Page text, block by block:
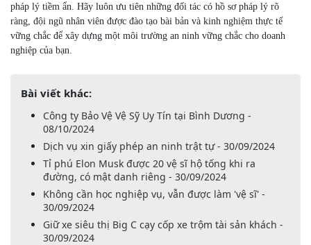
pháp lý tiềm ẩn. Hãy luôn ưu tiên những đối tác có hồ sơ pháp lý rõ
ràng, đội ngũ nhân viên được đào tạo bài bản và kinh nghiệm thực tế
vững chắc để xây dựng một môi trường an ninh vững chắc cho doanh
nghiệp của bạn.
Bài viết khác:
Công ty Bảo Vệ Vệ Sỹ Uy Tín tại Bình Dương -
08/10/2024
Dịch vụ xin giấy phép an ninh trật tự - 30/09/2024
Tỉ phú Elon Musk được 20 vệ sĩ hộ tống khi ra
đường, có mật danh riêng - 30/09/2024
Không cần học nghiệp vụ, vẫn được làm 'vệ sĩ' -
30/09/2024
Giữ xe siêu thị Big C cạy cốp xe trộm tài sản khách -
30/09/2024